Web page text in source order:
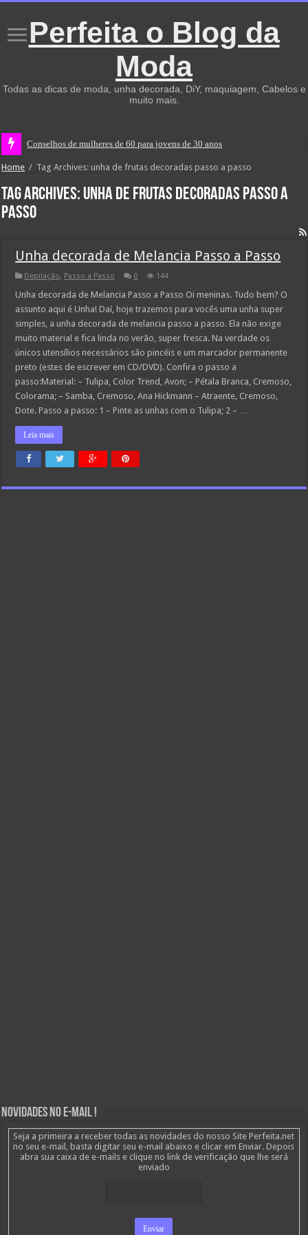
Perfeita o Blog da
Moda
Todas as dicas de moda, unha decorada, DiY, maquiagem, Cabelos e
muito mais.
Conselhos de mulheres de 60 para jovens de 30 anos
Home / Tag Archives: unha de frutas decoradas passo a passo
Tag Archives: unha de frutas decoradas passo a
passo
Unha decorada de Melancia Passo a Passo
Depilação, Passo a Passo 0 144
Unha decorada de Melancia Passo a Passo Oi meninas. Tudo bem? O
assunto aqui é Unha! Daí, hoje trazemos para vocês uma unha super
simples, a unha decorada de melancia passo a passo. Ela não exige
muito material e fica linda no verão, super fresca. Na verdade os
únicos utensílios necessários são pincéis e um marcador permanente
preto (estes de escrever em CD/DVD). Confira o passo a
passo:Material: – Tulipa, Color Trend, Avon; – Pétala Branca, Cremoso,
Colorama; – Samba, Cremoso, Ana Hickmann – Atraente, Cremoso,
Dote. Passo a passo: 1 – Pinte as unhas com o Tulipa; 2 – …
Leia mais
Novidades no E-mail !
Seja a primeira a receber todas as novidades do nosso Site Perfeita.net
no seu e-mail, basta digitar seu e-mail abaixo e clicar em Enviar. Depois
abra sua caixa de e-mails e clique no link de verificação que lhe será
enviado